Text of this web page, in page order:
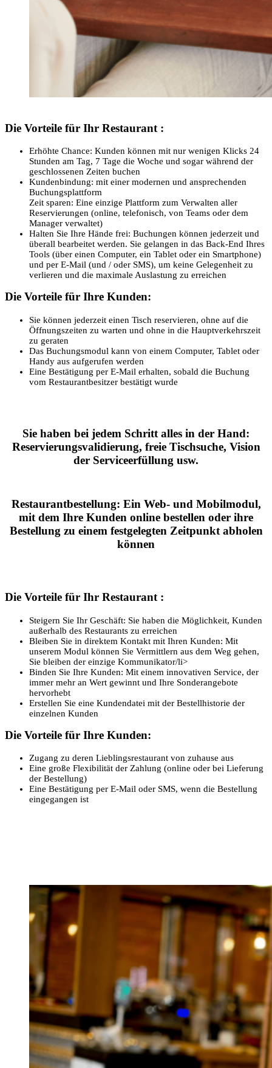
Die Vorteile für Ihr Restaurant :
Erhöhte Chance: Kunden können mit nur wenigen Klicks 24
Stunden am Tag, 7 Tage die Woche und sogar während der
geschlossenen Zeiten buchen
Kundenbindung: mit einer modernen und ansprechenden
Buchungsplattform
Zeit sparen: Eine einzige Plattform zum Verwalten aller
Reservierungen (online, telefonisch, von Teams oder dem
Manager verwaltet)
Halten Sie Ihre Hände frei: Buchungen können jederzeit und
überall bearbeitet werden. Sie gelangen in das Back-End Ihres
Tools (über einen Computer, ein Tablet oder ein Smartphone)
und per E-Mail (und / oder SMS), um keine Gelegenheit zu
verlieren und die maximale Auslastung zu erreichen
Die Vorteile für Ihre Kunden:
Sie können jederzeit einen Tisch reservieren, ohne auf die
Öffnungszeiten zu warten und ohne in die Hauptverkehrszeit
zu geraten
Das Buchungsmodul kann von einem Computer, Tablet oder
Handy aus aufgerufen werden
Eine Bestätigung per E-Mail erhalten, sobald die Buchung
vom Restaurantbesitzer bestätigt wurde
Sie haben bei jedem Schritt alles in der Hand:
Reservierungsvalidierung, freie Tischsuche, Vision
der Serviceerfüllung usw.
Restaurantbestellung: Ein Web- und Mobilmodul,
mit dem Ihre Kunden online bestellen oder ihre
Bestellung zu einem festgelegten Zeitpunkt abholen
können
Die Vorteile für Ihr Restaurant :
Steigern Sie Ihr Geschäft: Sie haben die Möglichkeit, Kunden
außerhalb des Restaurants zu erreichen
Bleiben Sie in direktem Kontakt mit Ihren Kunden: Mit
unserem Modul können Sie Vermittlern aus dem Weg gehen,
Sie bleiben der einzige Kommunikator/li>
Binden Sie Ihre Kunden: Mit einem innovativen Service, der
immer mehr an Wert gewinnt und Ihre Sonderangebote
hervorhebt
Erstellen Sie eine Kundendatei mit der Bestellhistorie der
einzelnen Kunden
Die Vorteile für Ihre Kunden:
Zugang zu deren Lieblingsrestaurant von zuhause aus
Eine große Flexibilität der Zahlung (online oder bei Lieferung
der Bestellung)
Eine Bestätigung per E-Mail oder SMS, wenn die Bestellung
eingegangen ist